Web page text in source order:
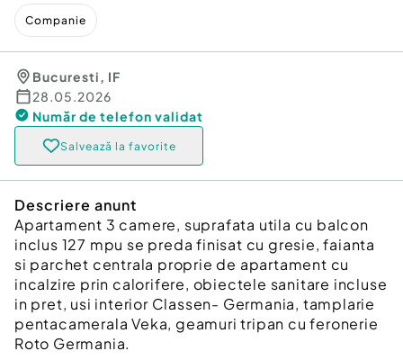
Companie
Bucuresti, IF
28.05.2026
Număr de telefon validat
Salvează la favorite
Descriere anunt
Apartament 3 camere, suprafata utila cu balcon
inclus 127 mpu se preda finisat cu gresie, faianta
si parchet centrala proprie de apartament cu
incalzire prin calorifere, obiectele sanitare incluse
in pret, usi interior Classen- Germania, tamplarie
pentacamerala Veka, geamuri tripan cu feronerie
Roto Germania.